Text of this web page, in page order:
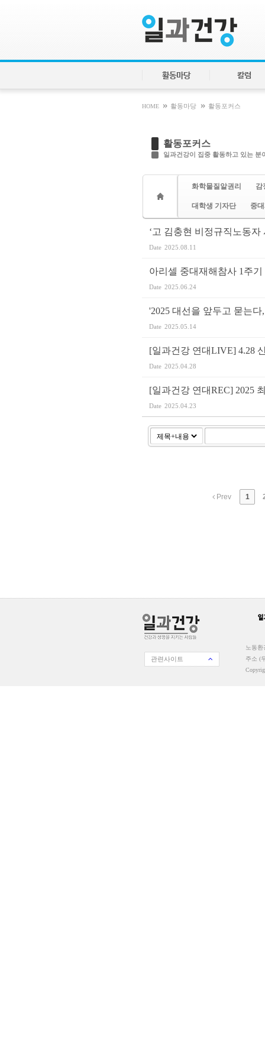
활동마당 칼럼
HOME » 활동마당 » 활동포커스
활동포커스
일과건강이 집중 활동하고 있는 분
화학물질알권리 감
대학생 기자단 중
‘고 김충현 비정규직노동
Date 2025.08.11
아리셀 중대재해참사 1주
Date 2025.06.24
'2025 대선을 앞두고 묻는
Date 2025.05.14
[일과건강 연대LIVE] 4.28
Date 2025.04.28
[일과건강 연대REC] 2025
Date 2025.04.23
Prev 1
관련사이트
노동환
주소 (